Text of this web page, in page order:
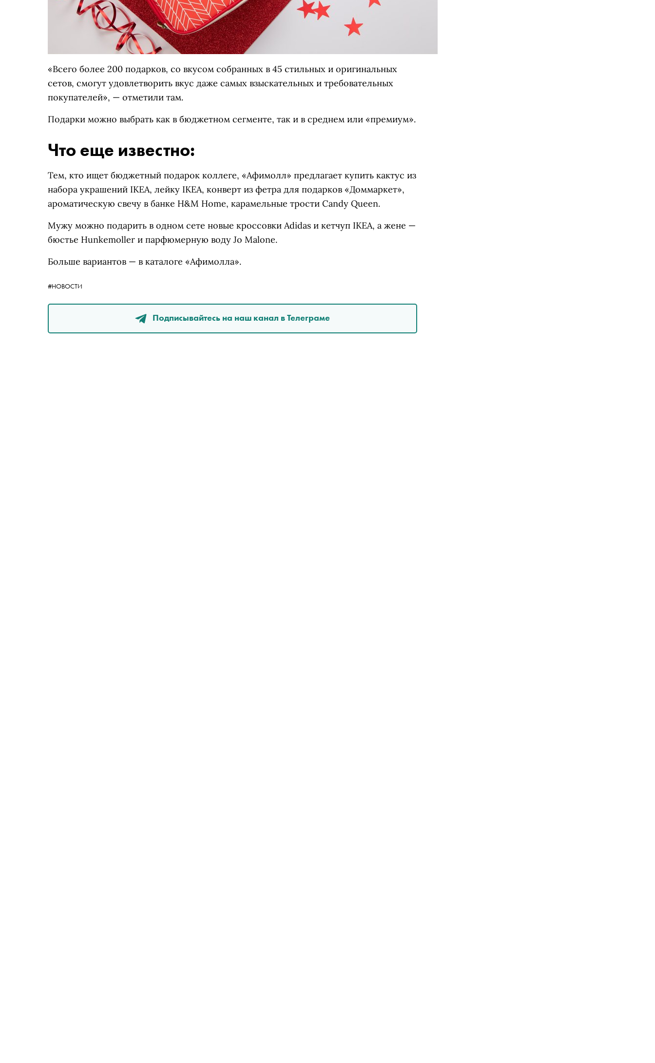
«Всего более 200 подарков, со вкусом собранных в 45 стильных и оригинальных
сетов, смогут удовлетворить вкус даже самых взыскательных и требовательных
покупателей», — отметили там.
Подарки можно выбрать как в бюджетном сегменте, так и в среднем или «премиум».
Что еще известно:
Тем, кто ищет бюджетный подарок коллеге, «Афимолл» предлагает купить кактус из
набора украшений IKEA, лейку IKEA, конверт из фетра для подарков «Доммаркет»,
ароматическую свечу в банке H&M Home, карамельные трости Candy Queen.
Мужу можно подарить в одном сете новые кроссовки Adidas и кетчуп IKEA, а жене —
бюстье Hunkemoller и парфюмерную воду Jo Malone.
Больше вариантов — в каталоге «Афимолла».
#НОВОСТИ
Подписывайтесь на наш канал в Телеграме